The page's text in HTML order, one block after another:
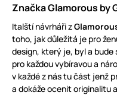
Značka Glamorous by
Italští návrháři z
toho, jak důležitá je pro
design, který je, byl a
pro každou vybíravou a
v každé z nás tu část jenž
a dokáže ocenit originalitu